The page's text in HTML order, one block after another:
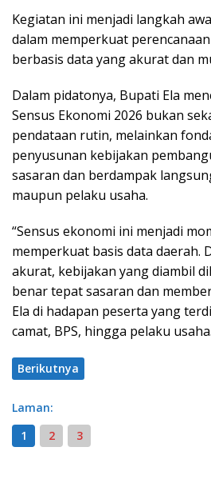
Kegiatan ini menjadi langkah
dalam memperkuat
berbasis data yang akurat dan
Dalam pidatonya, Bupati Ela
Sensus Ekonomi 2026 bukan
pendataan rutin, melainkan
penyusunan kebijakan
sasaran dan berdampak
maupun pelaku usaha.
“Sensus ekonomi ini menjadi
memperkuat basis data daerah.
akurat, kebijakan yang diambil
benar tepat sasaran dan
Ela di hadapan peserta yang
camat, BPS, hingga pelaku usaha.
Berikutnya
Laman:
1
2 3